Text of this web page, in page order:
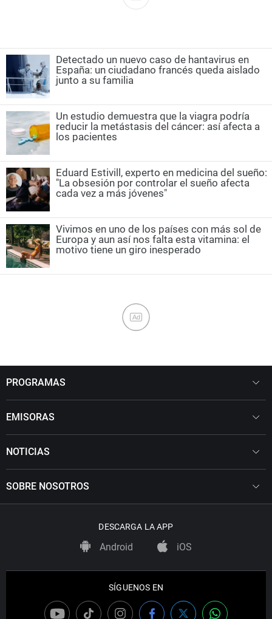
Detectado un nuevo caso de hantavirus en
España: un ciudadano francés queda aislado
junto a su familia
Un estudio demuestra que la viagra podría
reducir la metástasis del cáncer: así afecta a
los pacientes
Eduard Estivill, experto en medicina del sueño:
"La obsesión por controlar el sueño afecta
cada vez a más jóvenes"
Vivimos en uno de los países con más sol de
Europa y aun así nos falta esta vitamina: el
motivo tiene un giro inesperado
Ad
PROGRAMAS
EMISORAS
NOTICIAS
SOBRE NOSOTROS
DESCARGA LA APP
Android iOS
SÍGUENOS EN